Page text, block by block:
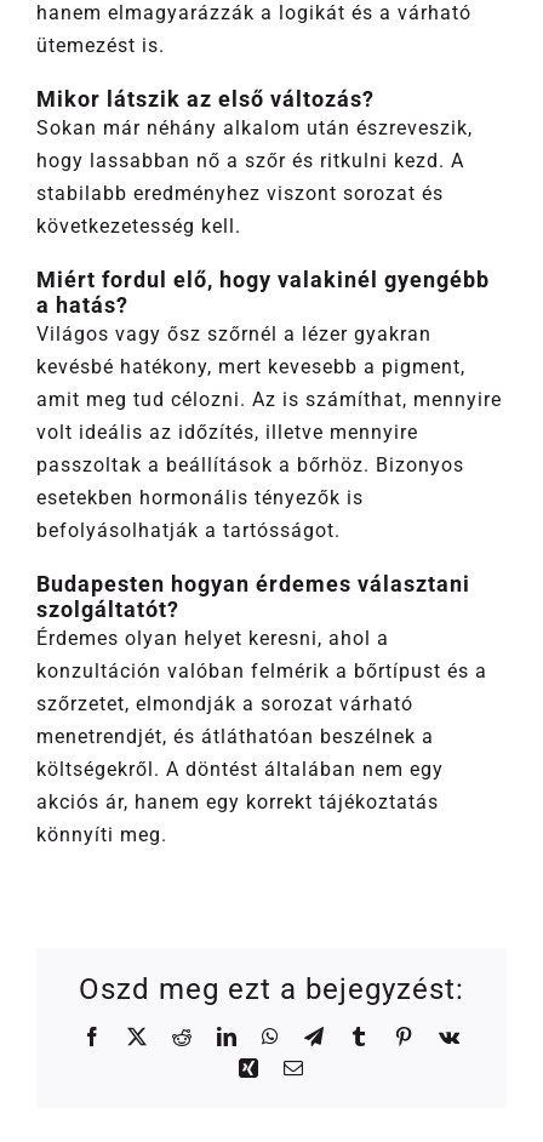
hanem elmagyarázzák a logikát és a várható
ütemezést is.
Mikor látszik az első változás?
Sokan már néhány alkalom után észreveszik,
hogy lassabban nő a szőr és ritkulni kezd. A
stabilabb eredményhez viszont sorozat és
következetesség kell.
Miért fordul elő, hogy valakinél gyengébb
a hatás?
Világos vagy ősz szőrnél a lézer gyakran
kevésbé hatékony, mert kevesebb a pigment,
amit meg tud célozni. Az is számíthat, mennyire
volt ideális az időzítés, illetve mennyire
passzoltak a beállítások a bőrhöz. Bizonyos
esetekben hormonális tényezők is
befolyásolhatják a tartósságot.
Budapesten hogyan érdemes választani
szolgáltatót?
Érdemes olyan helyet keresni, ahol a
konzultáción valóban felmérik a bőrtípust és a
szőrzetet, elmondják a sorozat várható
menetrendjét, és átláthatóan beszélnek a
költségekről. A döntést általában nem egy
akciós ár, hanem egy korrekt tájékoztatás
könnyíti meg.
Oszd meg ezt a bejegyzést:
Facebook Reddit LinkedInWhatsAppTelegram
TumblrPinterest
Xing